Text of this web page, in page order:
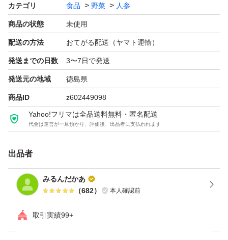
2kg以上お詰めいたします。
献立例
カレー、肉じゃが、ピラフ、人参しりしり、人参きんぴ
ら、グラッセ、人参ジュース、サラダ、人参ジャム…等々
輸送中の傷みなど責任負えません。
全国一律送料込みです。
特徴農家直送
カテゴリ 食品 野菜 人参
商品の状態 未使用
配送の方法 おてがる配送（ヤマト運輸）
発送までの日数 3〜7日で発送
発送元の地域 徳島県
商品ID z602449098
Yahoo!フリマは全品送料無料・匿名配送
代金は運営が一旦預かり、評価後、出品者に支払われます
出品者
みるんだかあ
（682） 本人確認前
取引実績99+